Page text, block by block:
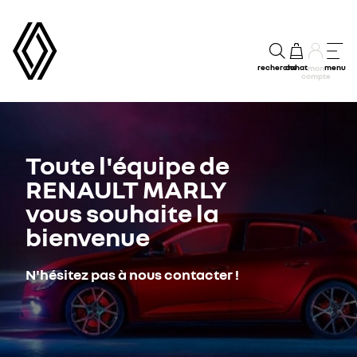
rechercheachatmon
compte
menu
Toute l'équipe de
RENAULT MARLY
vous souhaite la
bienvenue
N'hésitez pas à nous contacter !